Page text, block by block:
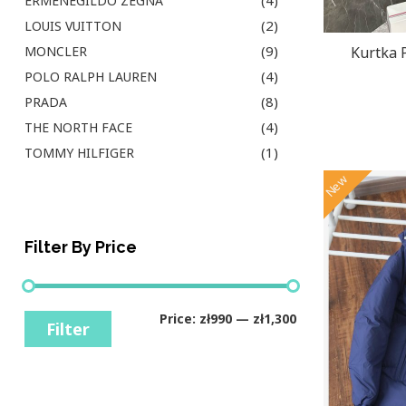
LOUIS VUITTON (2)
MONCLER (9)
POLO RALPH LAUREN (4)
PRADA (8)
THE NORTH FACE (4)
TOMMY HILFIGER (1)
Filter By Price
Filter Price: zł990 — zł1,300
Kurtka
New